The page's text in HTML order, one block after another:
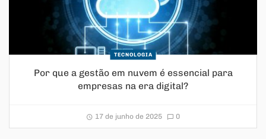
TECNOLOGIA
Por que a gestão em nuvem é essencial para
empresas na era digital?
17 de junho de 2025 0